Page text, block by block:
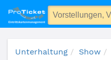
(3714) Mirja Boes
Unterhaltung Show